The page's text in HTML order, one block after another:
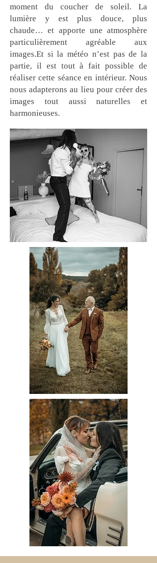
moment du coucher de soleil. La
lumière y est plus douce, plus
chaude… et apporte une atmosphère
particulièrement agréable aux
images.Et si la météo n’est pas de la
partie, il est tout à fait possible de
réaliser cette séance en intérieur. Nous
nous adapterons au lieu pour créer des
images tout aussi naturelles et
harmonieuses.